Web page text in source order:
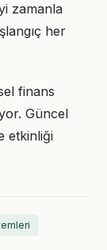
zamanla
her
finans
Güncel
etkinliği